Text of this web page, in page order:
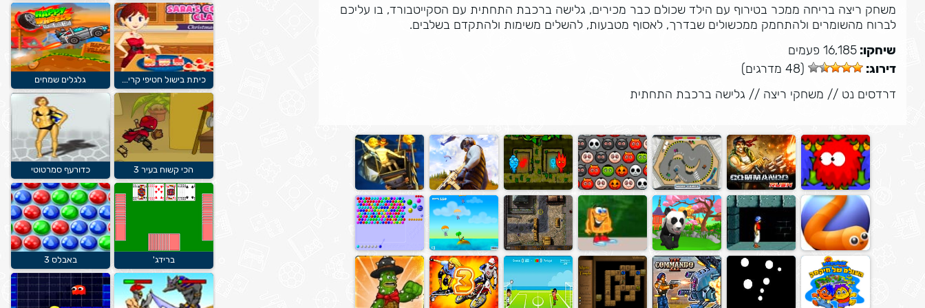
משחק ריצה בריחה ממכר בטירוף עם הילד שכולם כבר מכירים, גלישה ברכבת התחתית עם הסקייטבורד, בו עליכם
לברוח מהשומרים ולהתחמק ממכשולים שבדרך, לאסוף מטבעות, להשלים משימות ולהתקדם בשלבים.
שיחקו:16,185 פעמים
דירוג:
(48 מדרגים)
דרדסים נט // משחקי ריצה // גלישה ברכבת התחתית
כיתת בישול חטיפי קרי... גלגלים שמחים
הכי קשוח בעיר 3 כדורעף סמרטוטי
ברידג' באבלס 3